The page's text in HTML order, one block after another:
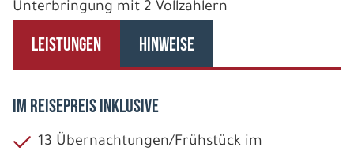
Unterbringung mit 2 Vollzahlern
LEISTUNGEN HINWEISE
IM REISEPREIS INKLUSIVE
13 Übernachtungen/Frühstück im